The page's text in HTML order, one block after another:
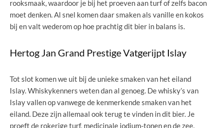
rooksmaak, waardoor je bij het proeven aan turf of zelfs bacon
moet denken. Al snel komen daar smaken als vanille en kokos
bij en valt wederom op hoe prachtig dit bier in balans is.
Hertog Jan Grand Prestige Vatgerijpt Islay
Tot slot komen we uit bij de unieke smaken van het eiland
Islay. Whiskykenners weten dan al genoeg. De whisky’s van
Islay vallen op vanwege de kenmerkende smaken van het
eiland. Deze zijn allemaal ook terug te vinden in dit bier. Je
proeft de rokerige turf, medicinale jodium-tonen en de zee.